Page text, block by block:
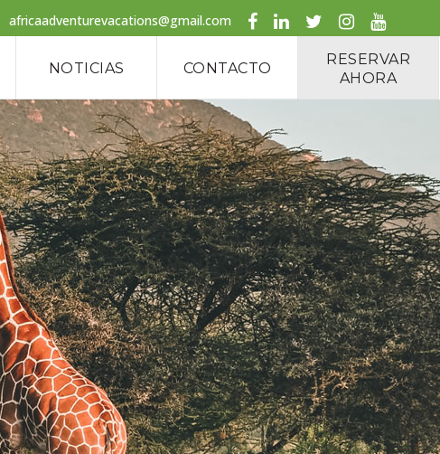
africaadventurevacations@gmail.com
NOTICIAS CONTACTO
RESERVAR
AHORA